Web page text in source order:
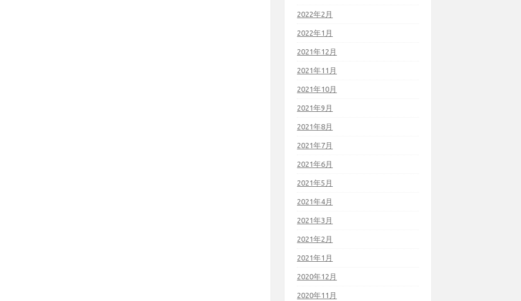
2022年2月
2022年1月
2021年12月
2021年11月
2021年10月
2021年9月
2021年8月
2021年7月
2021年6月
2021年5月
2021年4月
2021年3月
2021年2月
2021年1月
2020年12月
2020年11月